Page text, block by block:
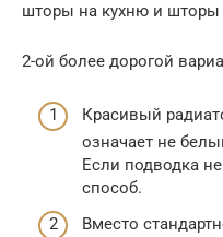
шторы на кухню и шторы
2-ой более дорогой
Красивый
означает не
Если подводка
способ.
Вместо